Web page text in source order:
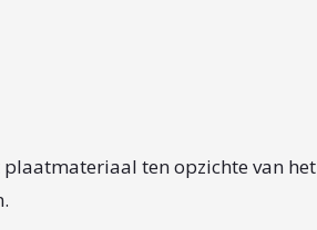
ten opzichte van het